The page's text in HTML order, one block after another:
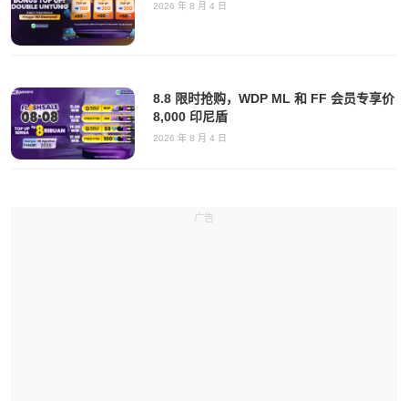
2026 年 8 月 4 日
8.8 限时抢购，WDP ML 和 FF 会员专享价
8,000 印尼盾
2026 年 8 月 4 日
广告